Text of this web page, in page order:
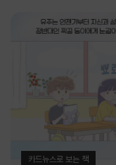
카드뉴스로 보는 책